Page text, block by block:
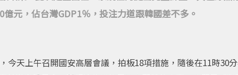
元，佔台灣GDP1％，投注力道跟韓國差不多。
天上午召開國安高層會議，拍板18項措施，隨後在11時30